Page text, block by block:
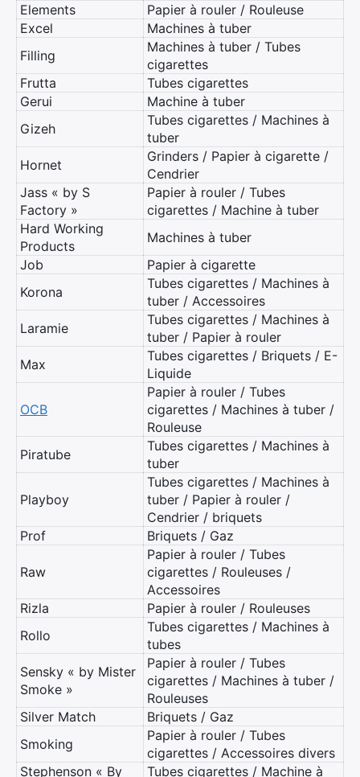
Elements
Papier à rouler / Rouleuse
Excel
Machines à tuber
Filling
Machines à tuber / Tubes
cigarettes
Frutta
Tubes cigarettes
Gerui
Machine à tuber
Gizeh
Tubes cigarettes / Machines à
tuber
Hornet
Grinders / Papier à cigarette /
Cendrier
Jass « by S
Factory »
Papier à rouler / Tubes
cigarettes / Machine à tuber
Hard Working
Products
Machines à tuber
Job
Papier à cigarette
Korona
Tubes cigarettes / Machines à
tuber / Accessoires
Laramie
Tubes cigarettes / Machines à
tuber / Papier à rouler
Max
Tubes cigarettes / Briquets / E-
Liquide
OCB
Papier à rouler / Tubes
cigarettes / Machines à tuber /
Rouleuse
Piratube
Tubes cigarettes / Machines à
tuber
Playboy
Tubes cigarettes / Machines à
tuber / Papier à rouler /
Cendrier / briquets
Prof
Briquets / Gaz
Raw
Papier à rouler / Tubes
cigarettes / Rouleuses /
Accessoires
Rizla
Papier à rouler / Rouleuses
Rollo
Tubes cigarettes / Machines à
tubes
Sensky « by Mister
Smoke »
Papier à rouler / Tubes
cigarettes / Machines à tuber /
Rouleuses
Silver Match
Briquets / Gaz
Smoking
Papier à rouler / Tubes
cigarettes / Accessoires divers
Stephenson « By
Tubes cigarettes / Machine à
×